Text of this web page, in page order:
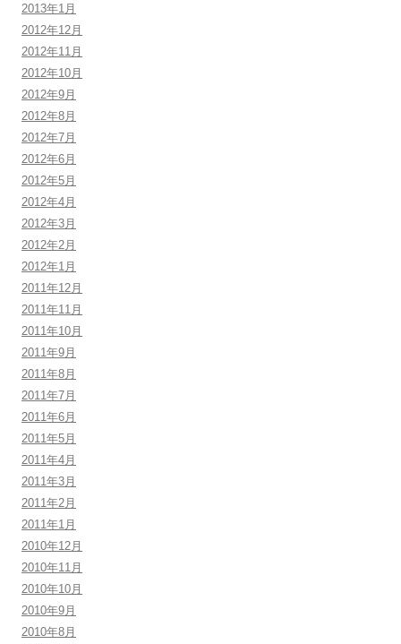
2013年1月
2012年12月
2012年11月
2012年10月
2012年9月
2012年8月
2012年7月
2012年6月
2012年5月
2012年4月
2012年3月
2012年2月
2012年1月
2011年12月
2011年11月
2011年10月
2011年9月
2011年8月
2011年7月
2011年6月
2011年5月
2011年4月
2011年3月
2011年2月
2011年1月
2010年12月
2010年11月
2010年10月
2010年9月
2010年8月